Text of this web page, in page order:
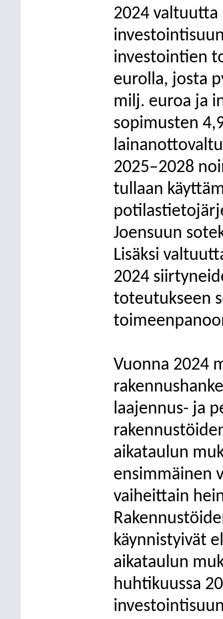
2024
investointien
eurolla, josta
milj. euroa ja
sopimusten
2025–2028
tullaan
Joensuun
Lisäksi
2024
toteutukseen
Vuonna 2024
laajennus- ja
aikataulun
ensimmäinen
vaiheittain
käynnistyivät
aikataulun
huhtikuussa